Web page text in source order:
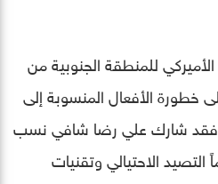
للمنطقة الجنوبية من
خطورة الأفعال المنسوبة إلى
فقد شارك علي رضا شافي نسب
الاحتيالي وتقنيات